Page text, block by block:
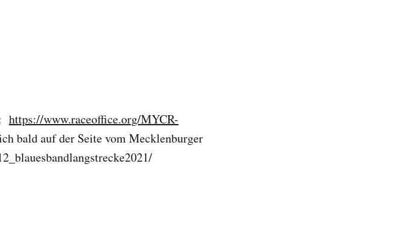
https://www.raceoffice.org/MYCR-
bald auf der Seite vom Mecklenburger